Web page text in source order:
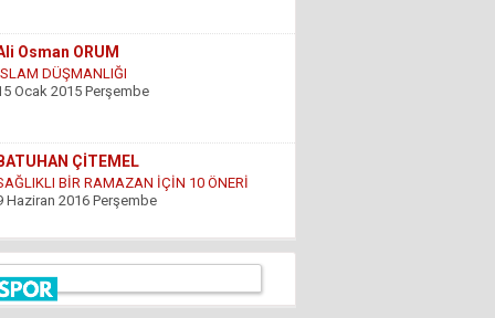
ÇİTEMEL
BİR RAMAZAN İÇİN 10 ÖNERİ
Haziran 2016 Perşembe
YILDIRIM
Haziran 2016 Perşembe
DÜŞ
kim yardım edecek!..
Nisan 2016 Cuma